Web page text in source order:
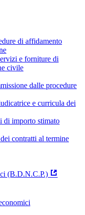
di affidamento
e forniture di
civile
dalle procedure
e curricula dei
di importo stimato
contratti al termine
(B.D.N.C.P.)